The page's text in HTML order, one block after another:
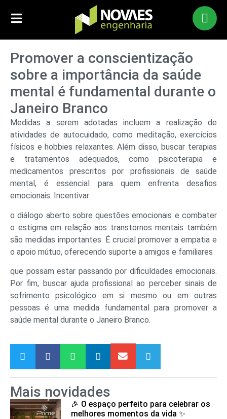
Promover a conscientização
sobre a importância da saúde
mental é fundamental durante o
Janeiro Branco
Medidas a serem adotadas incluem a realização de
atividades de autocuidado, como meditação, exercícios
físicos e hobbies relaxantes. Além disso, buscar terapias
e tratamentos adequados, como psicoterapia e
medicamentos prescritos por profissionais de saúde
mental, é essencial para quem enfrenta desafios
emocionais. Incentivar
o diálogo aberto sobre questões emocionais e combater
o estigma em relação aos transtornos mentais também
são medidas importantes. É crucial promover a empatia e
o apoio mútuo, oferecendo suporte a amigos e familiares
que possam estar passando por dificuldades emocionais.
Por fim, buscar ajuda profissional ao perceber sinais de
sofrimento psicológico em si mesmo ou em outras
pessoas é uma medida fundamental para promover a
saúde mental durante o Janeiro Branco.
Mais novidades
🎉 O espaço perfeito para celebrar os
melhores momentos da vida ✨